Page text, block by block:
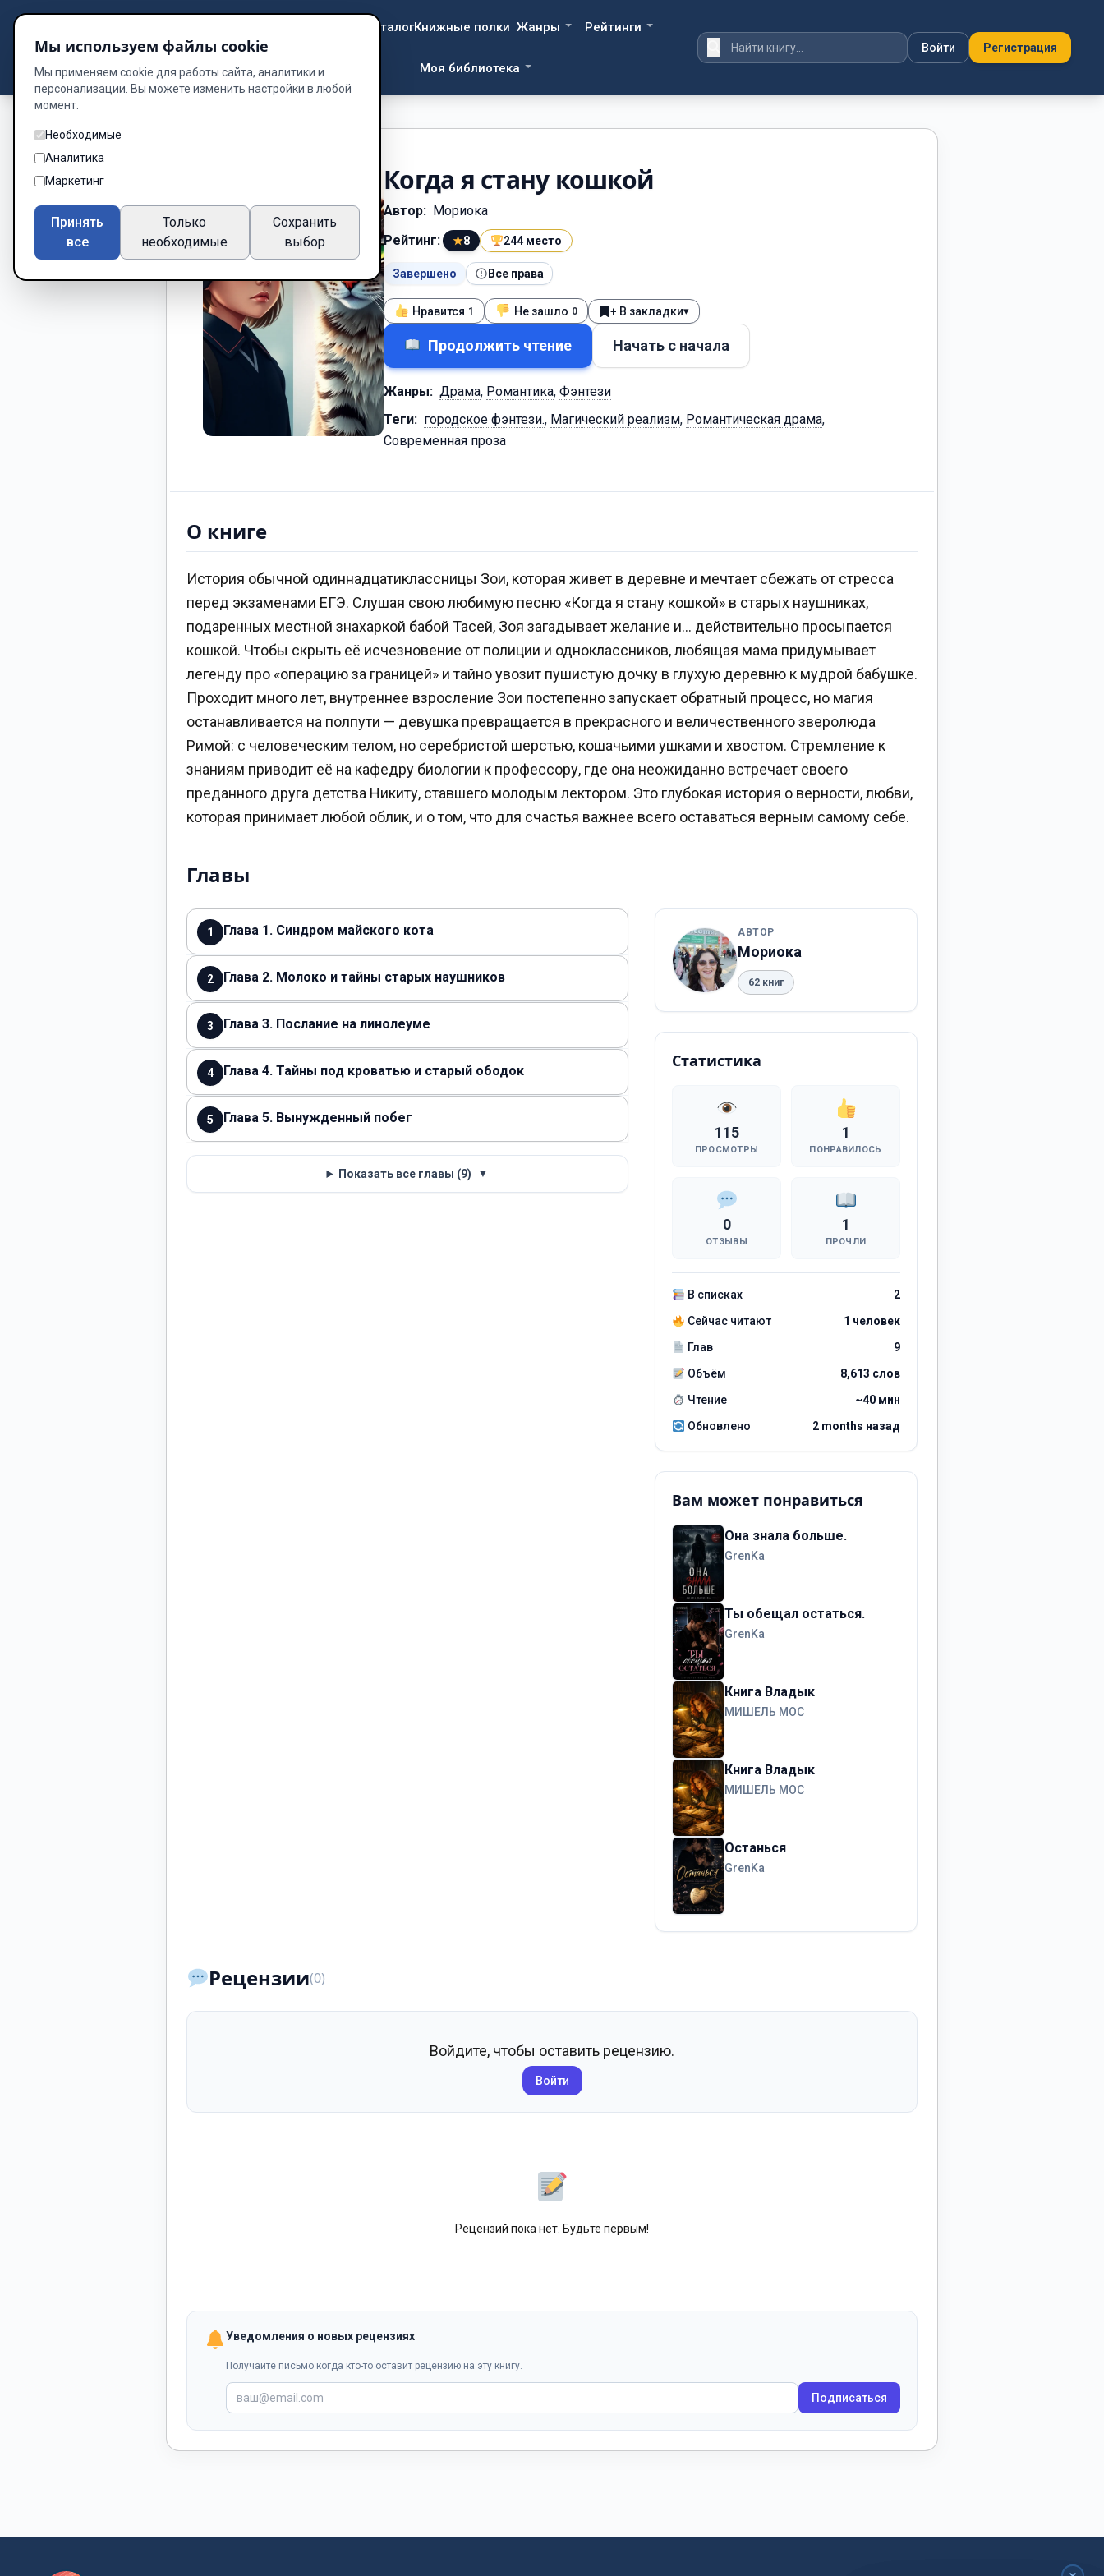
DzenWay Библиотека
КаталогКнижные полки Жанры Рейтинги
Моя библиотека
Войти Регистрация
Когда я стану кошкой
Автор: Мориока
Рейтинг:
★8 244 место
Завершено Все права
Нравится 1 Не зашло 0 + В закладки▾
Продолжить чтение Начать с начала
Жанры: Драма, Романтика, Фэнтези
Теги: городское фэнтези., Магический реализм, Романтическая драма,
Современная проза
О книге
История обычной одиннадцатиклассницы Зои, которая живет в деревне и мечтает сбежать от стресса
перед экзаменами ЕГЭ. Слушая свою любимую песню «Когда я стану кошкой» в старых наушниках,
подаренных местной знахаркой бабой Тасей, Зоя загадывает желание и… действительно просыпается
кошкой. Чтобы скрыть её исчезновение от полиции и одноклассников, любящая мама придумывает
легенду про «операцию за границей» и тайно увозит пушистую дочку в глухую деревню к мудрой бабушке.
Проходит много лет, внутреннее взросление Зои постепенно запускает обратный процесс, но магия
останавливается на полпути — девушка превращается в прекрасного и величественного зверолюда
Римой: с человеческим телом, но серебристой шерстью, кошачьими ушками и хвостом. Стремление к
знаниям приводит её на кафедру биологии к профессору, где она неожиданно встречает своего
преданного друга детства Никиту, ставшего молодым лектором. Это глубокая история о верности, любви,
которая принимает любой облик, и о том, что для счастья важнее всего оставаться верным самому себе.
Главы
1 Глава 1. Синдром майского кота
2 Глава 2. Молоко и тайны старых наушников
3 Глава 3. Послание на линолеуме
4 Глава 4. Тайны под кроватью и старый ободок
5 Глава 5. Вынужденный побег
Показать все главы (9) ▼
АВТОР
Мориока
62 книг
Статистика
115
ПРОСМОТРЫ
1
ПОНРАВИЛОСЬ
0
ОТЗЫВЫ
1
ПРОЧЛИ
В списках
2
Сейчас читают
1 человек
Глав
9
Объём
8,613 слов
Чтение
~40 мин
Обновлено
2 months назад
Вам может понравиться
Она знала больше.
GrenKa
Ты обещал остаться.
GrenKa
Книга Владык
МИШЕЛЬ МОС
Книга Владык
МИШЕЛЬ МОС
Останься
GrenKa
Рецензии(0)
Войдите, чтобы оставить рецензию.
Войти
Рецензий пока нет. Будьте первым!
Уведомления о новых рецензиях
Получайте письмо когда кто-то оставит рецензию на эту книгу.
Подписаться
Мы используем файлы cookie
Мы применяем cookie для работы сайта, аналитики и
персонализации. Вы можете изменить настройки в любой
момент.
Необходимые
Аналитика
Маркетинг
Принять
все
Только
необходимые
Сохранить
выбор